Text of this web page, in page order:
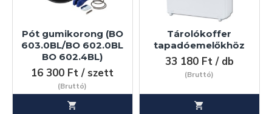
Pót gumikorong (BO
603.0BL/BO 602.0BL
BO 602.4BL)
16 300 Ft / szett
(Bruttó)
Tárolókoffer
tapadóemelőkhöz
33 180 Ft / db
(Bruttó)